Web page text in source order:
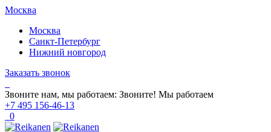
Москва
Москва
Санкт-Петербург
Нижний новгород
Заказать звонок
Звоните нам, мы работаем: Звоните! Мы работаем
+7 495 156-46-13
0